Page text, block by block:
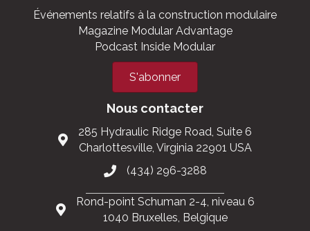
Rejoindre le MBI
Rester informé
Magazine Modular Advantage
Podcast Inside Modular
Nous contacter